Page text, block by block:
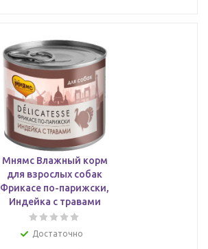
Мнямс Влажный корм
для взрослых собак
Фрикасе по-парижски,
Индейка с травами
Достаточно